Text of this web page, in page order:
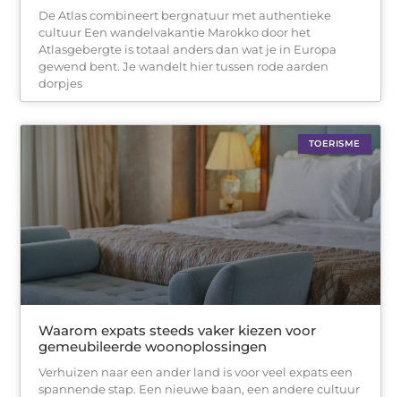
De Atlas combineert bergnatuur met authentieke
cultuur Een wandelvakantie Marokko door het
Atlasgebergte is totaal anders dan wat je in Europa
gewend bent. Je wandelt hier tussen rode aarden
dorpjes
TOERISME
Waarom expats steeds vaker kiezen voor
gemeubileerde woonoplossingen
Verhuizen naar een ander land is voor veel expats een
spannende stap. Een nieuwe baan, een andere cultuur